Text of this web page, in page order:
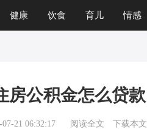
健康 饮食 育儿 情感
房公积金怎么贷款
21 06:32:17 阅读全文 下载本文